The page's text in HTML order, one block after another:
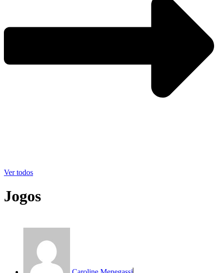
Ver todos
Jogos